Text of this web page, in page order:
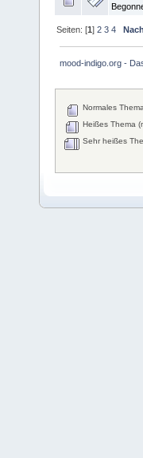
Seiten: [1]2 3 4
mood-indigo.org -
Normales Thema
Heißes Thema
Sehr heißes